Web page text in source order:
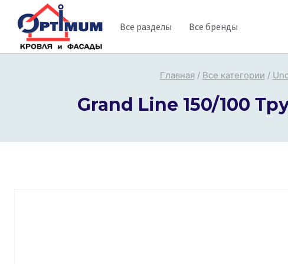
содержимому
Все разделы Все бренды
Главная / Все категории /
Grand Line 150/100